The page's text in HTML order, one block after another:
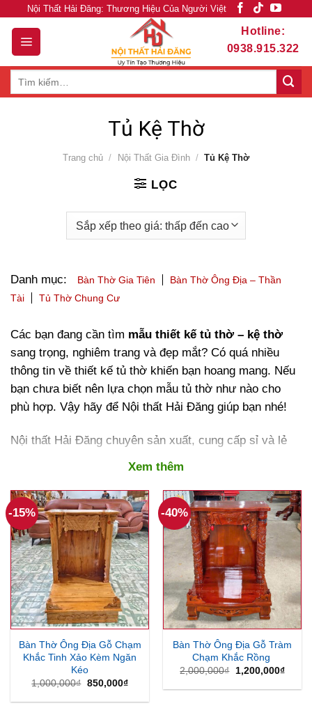
content
Nội Thất Hải Đăng: Thương Hiệu Của Người Việt
Hotline:
0938.915.322
Tủ Kệ Thờ
Trang chủ / Nội Thất Gia Đình / Tủ Kệ Thờ
LỌC
Danh mục: Bàn Thờ Gia Tiên
Bàn Thờ Ông Địa – Thần
Tài
Tủ Thờ Chung Cư
Các bạn đang cần tìm mẫu thiết kế tủ thờ – kệ thờ
sang trọng, nghiêm trang và đẹp mắt? Có quá nhiều
thông tin về thiết kế tủ thờ khiến bạn hoang mang. Nếu
bạn chưa biết nên lựa chọn mẫu tủ thờ như nào cho
phù hợp. Vậy hãy để Nội thất Hải Đăng giúp bạn nhé!
Nội thất Hải Đăng chuyên sản xuất, cung cấp sỉ và lẻ
nội thất giá rẻ. Tủ thờ gỗ, kệ bàn thờ gỗ với nhiều mẫu
chống cong vênh, mối mọt, chịu được va đập tốt và
trọng lượng nặng. Với nhiều thiết kế hoa văn tinh xảo
và nhiều kích thước (1m, 1m2, 1m4, 1m6, 1m8…). Phù
hợp cho nhiều không gian thờ phụng khác nhau.
Xem thêm
-15%
Bàn Thờ Ông Địa Gỗ Chạm
Khắc Tinh Xảo Kèm Ngăn
Kéo
1,000,000₫ Giá
là:
850,000₫Giá
tại
-40%
Bàn Thờ Ông Địa Gỗ Tràm
Chạm Khắc Rồng
2,000,000₫
Giá
là:
1,200,000₫Giá
tại